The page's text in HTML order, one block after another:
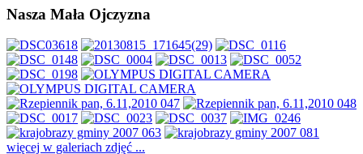
Nasza Mała Ojczyzna
więcej w galeriach zdjęć ...